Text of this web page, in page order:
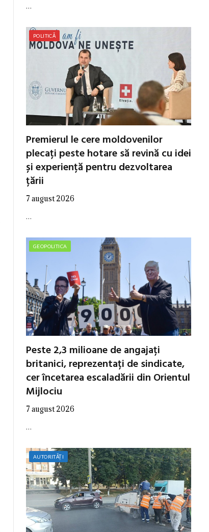
…
POLITICĂ
Premierul le cere moldovenilor
plecați peste hotare să revină cu idei
și experiență pentru dezvoltarea
țării
7 august 2026
…
GEOPOLITICA
Peste 2,3 milioane de angajați
britanici, reprezentați de sindicate,
cer încetarea escaladării din Orientul
Mijlociu
7 august 2026
…
AUTORITĂȚI